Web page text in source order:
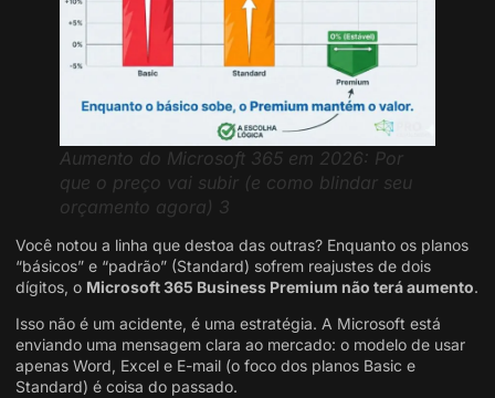
Aumento do Microsoft 365 em 2026: Por
que o preço vai subir (e como blindar seu
orçamento agora) 3
Você notou a linha que destoa das outras? Enquanto os planos
“básicos” e “padrão” (Standard) sofrem reajustes de dois
dígitos, o Microsoft 365 Business Premium não terá aumento.
Isso não é um acidente, é uma estratégia. A Microsoft está
enviando uma mensagem clara ao mercado: o modelo de usar
apenas Word, Excel e E-mail (o foco dos planos Basic e
Standard) é coisa do passado.